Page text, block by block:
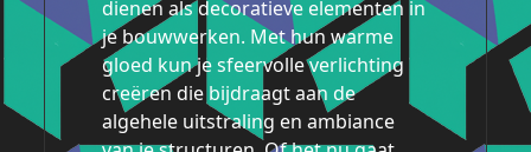
dienen als decoratieve elementen in
je bouwwerken. Met hun warme
gloed kun je sfeervolle verlichting
creëren die bijdraagt aan de
algehele uitstraling en ambiance